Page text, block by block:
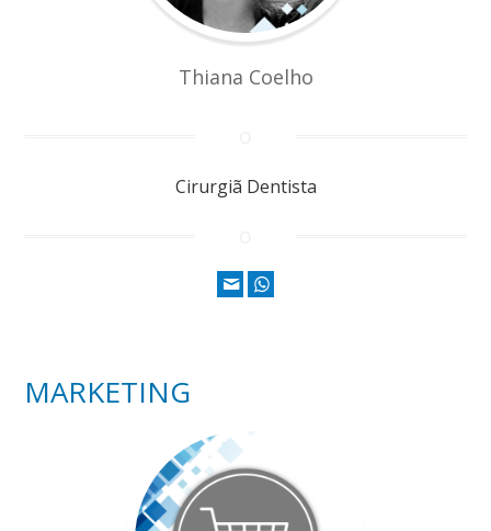
Thiana Coelho
Cirurgiã Dentista
MARKETING